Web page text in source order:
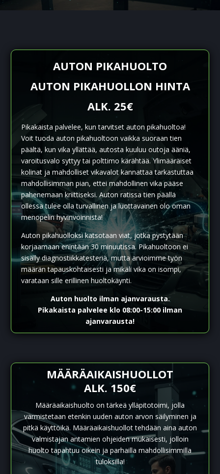
AUTON PIKAHUOLTO
AUTON PIKAHUOLLON HINTA
ALK. 25€
Pikakaista palvelee, kun tarvitset auton pikahuoltoa!
Voit tuoda auton pikahuoltoon vaikka suoraan tien
päältä, kun vika yllättää, autosta kuuluu outoja ääniä,
varoitusvalo syttyy tai polttimo kärähtää. Ylimääräiset
kolinat ja mahdolliset vikavalot kannattaa tarkastuttaa
mahdollisimman pian, ettei mahdollinen vika pääse
pahenemaan kriittiseksi. Auton ratissa tien päällä
ollessa tulee olla turvallinen ja luottavainen olo oman
menopelin hyvinvoinnista!
Auton pikahuolloksi katsotaan viat, jotka pystytään
korjaamaan enintään 30 minuutissa. Pikahuoltoon ei
sisälly diagnostiikkatesteriä, mutta arvioimme työn
määrän tapauskohtaisesti ja mikäli vika on isompi,
varataan sille erillinen huoltokäynti.
Auton huolto ilman ajanvarausta.
Pikakaista palvelee klo 08:00-15:00 ilman
ajanvarausta!
MÄÄRÄAIKAISHUOLLOT
ALK. 150€
Määräaikaishuolto on tärkeä ylläpitotoimi, jolla
varmistetaan etenkin uuden auton arvon säilyminen ja
pitkä käyttöikä. Määräaikaishuollot tehdään aina auton
valmistajan antamien ohjeiden mukaisesti, jolloin
huolto tapahtuu oikein ja parhailla mahdollisimmilla
tuloksilla!